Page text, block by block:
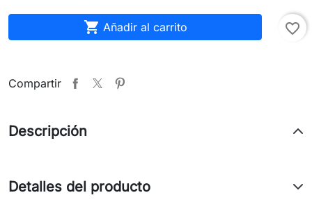
 Añadir al carrito favorite_border
Compartir
Descripción
Detalles del producto